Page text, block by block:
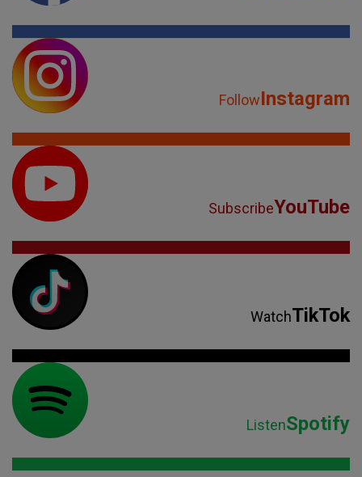
FollowInstagram
SubscribeYouTube
WatchTikTok
ListenSpotify